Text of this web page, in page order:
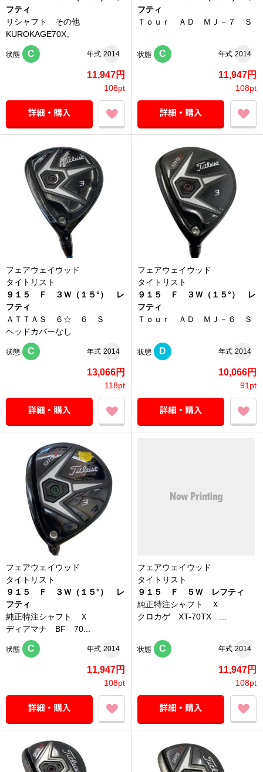
フティ
リシャフト その他
KUROKAGE70X。
状態 C 年式 2014
11,947円
108pt
フティ
Ｔｏｕｒ ＡＤ ＭＪ－７ Ｓ
状態 C 年式 2014
11,947円
108pt
フェアウェイウッド
タイトリスト
９１５ Ｆ ３Ｗ（１５°） レ
フティ
ＡＴＴＡＳ ６☆ ６ Ｓ
ヘッドカバーなし
状態 C 年式 2014
13,066円
118pt
フェアウェイウッド
タイトリスト
９１５ Ｆ ３Ｗ（１５°） レ
フティ
Ｔｏｕｒ ＡＤ ＭＪ－６ Ｓ
状態 D 年式 2014
10,066円
91pt
フェアウェイウッド
タイトリスト
９１５ Ｆ ３Ｗ（１５°） レ
フティ
純正特注シャフト Ｘ
ディアマナ BF 70...
状態 C 年式 2014
11,947円
108pt
フェアウェイウッド
タイトリスト
９１５ Ｆ ５Ｗ レフティ
純正特注シャフト Ｘ
クロカゲ XT-70TX ...
状態 C 年式 2014
11,947円
108pt